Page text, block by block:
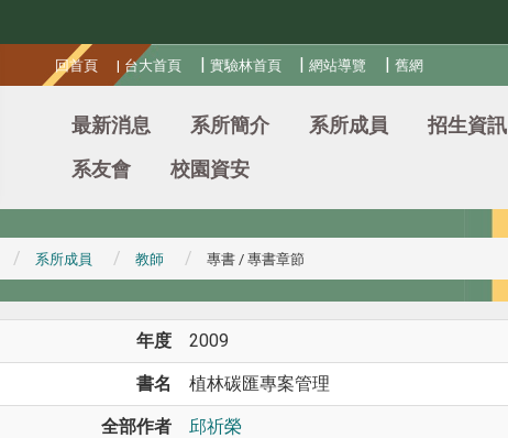
回首頁 | 台大首頁 | 實驗林首頁 |網站導覽 |舊網
最新消息 系所簡介 系所成員 招生資訊
系友會
校園資安
系所成員 教師 專書 / 專書章節
年度 2009
書名 植林碳匯專案管理
全部作者 邱祈榮